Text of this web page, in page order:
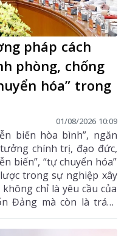
pháp cách
phòng, chống
hóa” trong
01/08/2026 10:09
biến hòa bình”, ngăn
chính trị, đạo đức,
biến”, “tự chuyển hóa”
trong sự nghiệp xây
chỉ là yêu cầu của
Đảng mà còn là trách
viên và công dân yêu